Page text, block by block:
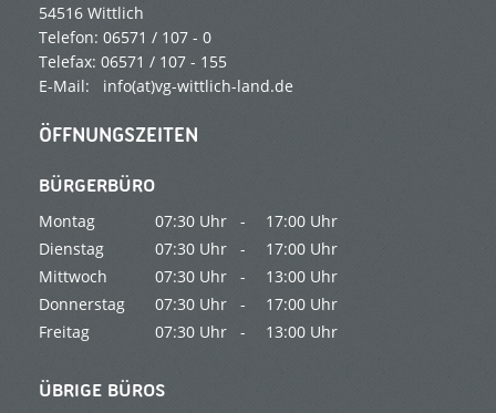
54516 Wittlich
Telefon: 06571 / 107 - 0
Telefax: 06571 / 107 - 155
E-Mail: info(at)vg-wittlich-land.de
ÖFFNUNGSZEITEN
BÜRGERBÜRO
Montag 07:30 Uhr -
17:00 Uhr
Dienstag
07:30 Uhr -
17:00 Uhr
Mittwoch
07:30 Uhr -
13:00 Uhr
Donnerstag
07:30 Uhr -
17:00 Uhr
Freitag
07:30 Uhr - 13:00 Uhr
ÜBRIGE BÜROS